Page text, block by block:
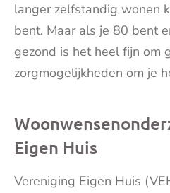
langer zelfstandig wonen
bent. Maar als je 80 bent
gezond is het heel fijn om
zorgmogelijkheden om je
Eigen Huis
Vereniging Eigen Huis